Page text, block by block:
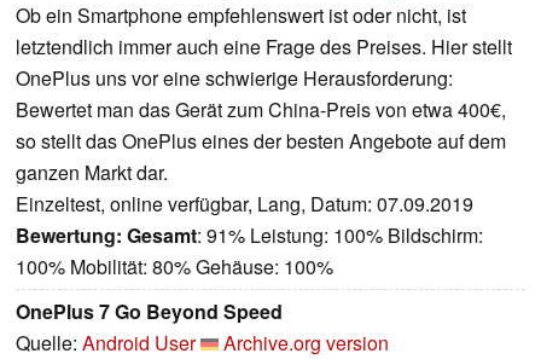
Ob ein Smartphone empfehlenswert ist oder nicht, ist
letztendlich immer auch eine Frage des Preises. Hier stellt
OnePlus uns vor eine schwierige Herausforderung:
Bewertet man das Gerät zum China-Preis von etwa 400€,
so stellt das OnePlus eines der besten Angebote auf dem
ganzen Markt dar.
Einzeltest, online verfügbar, Lang, Datum: 07.09.2019
Bewertung: Gesamt: 91% Leistung: 100% Bildschirm:
100% Mobilität: 80% Gehäuse: 100%
OnePlus 7 Go Beyond Speed
Quelle: Android User
Archive.org version